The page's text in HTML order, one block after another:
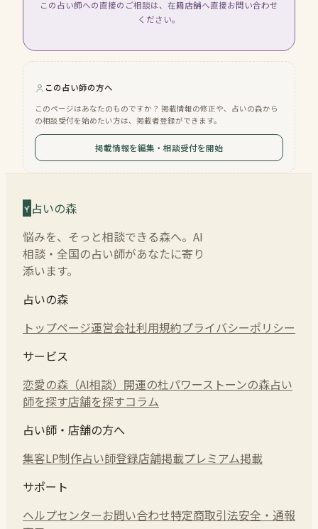
この占い師への直接のご相談は、在籍店舗へ直接お問い合わせ
ください。
この占い師の方へ
このページはあなたのものですか？ 掲載情報の修正や、占いの森から
の相談受付を始めたい方は、掲載者登録ができます。
掲載情報を編集・相談受付を開始
占いの森
悩みを、そっと相談できる森へ。AI
相談・全国の占い師があなたに寄り
添います。
占いの森
トップページ運営会社利用規約プライバシーポリシー
サービス
恋愛の森（AI相談） 開運の杜パワーストーンの森占い
師を探す店舗を探すコラム
占い師・店舗の方へ
集客LP制作占い師登録店舗掲載プレミアム掲載
サポート
ヘルプセンターお問い合わせ特定商取引法安全・通報